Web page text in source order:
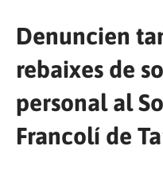
Denuncien
rebaixes de
personal al
Francolí de